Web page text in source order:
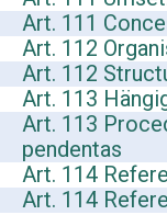
Art. 111
Art. 112
Art. 112
Art. 113
Art. 113
pendentas
Art. 114
Art. 114